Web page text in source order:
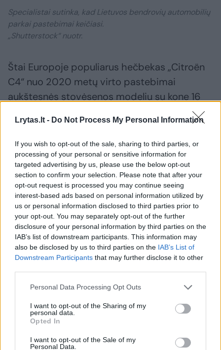
Lrytas.lt - Do Not Process My Personal Information
If you wish to opt-out of the sale, sharing to third parties, or
processing of your personal or sensitive information for
targeted advertising by us, please use the below opt-out
section to confirm your selection. Please note that after your
opt-out request is processed you may continue seeing
interest-based ads based on personal information utilized by
us or personal information disclosed to third parties prior to
your opt-out. You may separately opt-out of the further
disclosure of your personal information by third parties on the
IAB’s list of downstream participants. This information may
also be disclosed by us to third parties on the IAB’s List of
Downstream Participants that may further disclose it to other
Personal Data Processing Opt Outs
I want to opt-out of the Sharing of my
personal data.
Opted In
I want to opt-out of the Sale of my
Personal Data.
Specialistai sutinka, kad Lietuvos bendrovių automobilių
parkai pastebimai keičiasi.
„Shutterstock“ nuotr.
Štai Europoje populiarus hečbekas „Citroën
C4“ nuo 2020 metų virto pastebimai
aukštesnės stovėsenos modeliu su kone 16
standartas neužkopdavo aukščiau 13 ar 14
cm. Gamintojų teigimu, šiame naujos kartos
automobilyje supinti krosoverio ir kupė
bruožai, todėl perimta ir, pavyzdžiui,
aukštesnė sėdėsena. Ją dar labiau išryškina
sėdynės su papildomu 15 mm sustiprinto
putų poliuretano sluoksniu, kuris kartu
užtikrina patogesnį sėdėjimą – ko ir
pageidauja už krosoverius piniginėmis
balsuojantys vairuotojai.
Gera paskata darbuotojams
Automobilių apžvalgininkas, „Lietuvos metų
automobilio“ rinkimų komisijos narys Justas